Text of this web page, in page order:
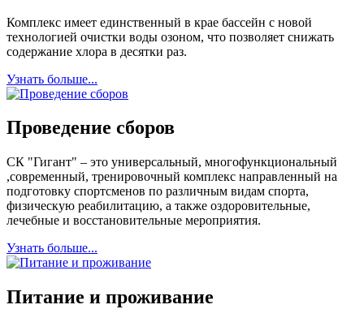
Комплекс имеет единственный в крае бассейн с новой
технологией очистки воды озоном, что позволяет снижать
содержание хлора в десятки раз.
Узнать больше...
Проведение сборов
СК "Гигант" – это универсальный, многофункциональный
,современный, тренировочный комплекс направленный на
подготовку спортсменов по различным видам спорта,
физическую реабилитацию, а также оздоровительные,
лечебные и восстановительные мероприятия.
Узнать больше...
Питание и проживание